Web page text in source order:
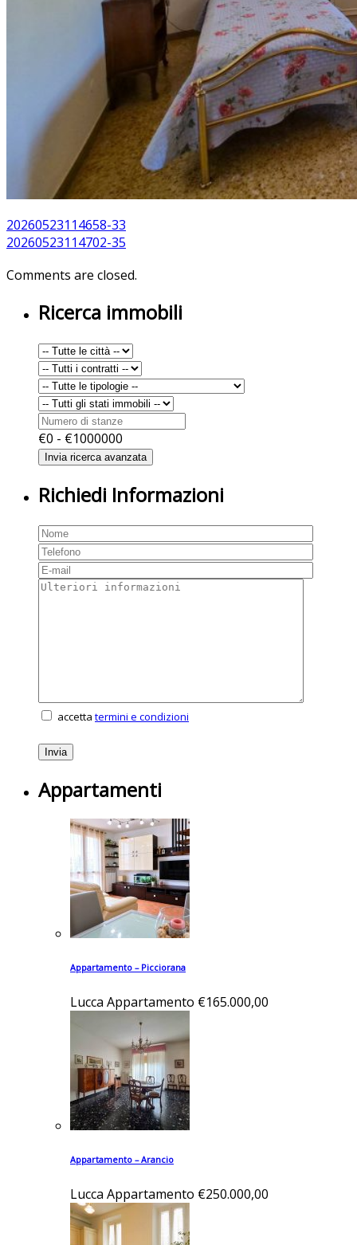
20260523114658-33
20260523114702-35
Comments are closed.
Ricerca immobili
€0 - €1000000
Richiedi Informazioni
accetta termini e condizioni
Appartamenti
Appartamento – Picciorana
Lucca Appartamento €165.000,00
Appartamento – Arancio
Lucca Appartamento €250.000,00